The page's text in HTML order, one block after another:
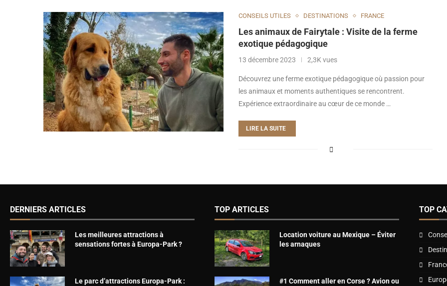
CONSEILS UTILES DESTINATIONS FRANCE
Les animaux de Fairytale : Visite de la ferme
exotique pédagogique
13 décembre 2023 2,3K vues
Découvrez une ferme exotique pédagogique où passion pour
les animaux et moments authentiques se rencontrent.
Expérience extraordinaire au cœur de ce monde …
LIRE LA SUITE
DERNIERS ARTICLES
Les meilleures attractions à
sensations fortes à Europa-Park ?
Le parc d’attractions Europa-Park :
TOP ARTICLES
Location voiture au Mexique – Éviter
les arnaques
#1 Comment aller en Corse ? Avion ou
TOP